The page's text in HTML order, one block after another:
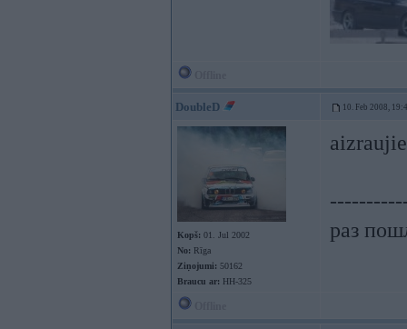
DoubleD 10. Feb 2008,
Kopš: 01. Jul 2002
No: Rīga
Ziņojumi: 50162
Braucu ar: HH-325
раз